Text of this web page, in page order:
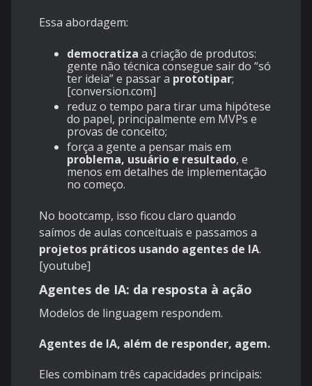
Essa abordagem:
democratiza a criação de produtos:
gente não técnica consegue sair do “só
ter ideia” e passar a prototipar;
[conversion.com]
reduz o tempo para tirar uma hipótese
do papel, principalmente em MVPs e
provas de conceito;
força a gente a pensar mais em
problema, usuário e resultado, e
menos em detalhes de implementação
no começo.
No bootcamp, isso ficou claro quando
saímos de aulas conceituais e passamos a
projetos práticos usando agentes de IA.
[youtube]
Agentes de IA: da resposta à ação
Modelos de linguagem respondem.
Agentes de IA, além de responder, agem.
Eles combinam três capacidades principais: